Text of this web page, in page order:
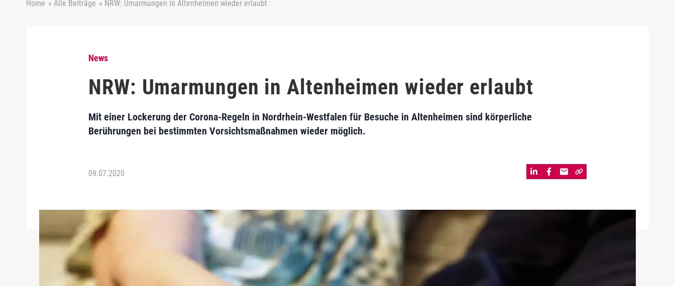
Home » Alle Beiträge » NRW: Umarmungen in Altenheimen wieder erlaubt
News
NRW: Umarmungen in Altenheimen wieder erlaubt
Mit einer Lockerung der Corona-Regeln in Nordrhein-Westfalen für Besuche in Altenheimen sind körperliche
Berührungen bei bestimmten Vorsichtsmaßnahmen wieder möglich.
09.07.2020